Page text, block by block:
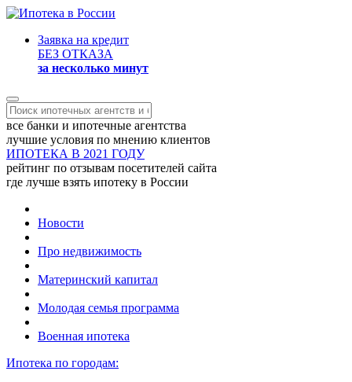
Заявка на кредит
БЕЗ ОТКАЗА
за несколько минут
все банки и ипотечные агентства
лучшие условия по мнению клиентов
ИПОТЕКА В 2021 ГОДУ
рейтинг по отзывам посетителей сайта
где лучше взять ипотеку в России
Новости
Про недвижимость
Материнский капитал
Молодая семья программа
Военная ипотека
Ипотека по городам: